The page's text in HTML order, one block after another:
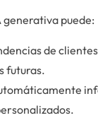
generativa puede:
de
futuras.